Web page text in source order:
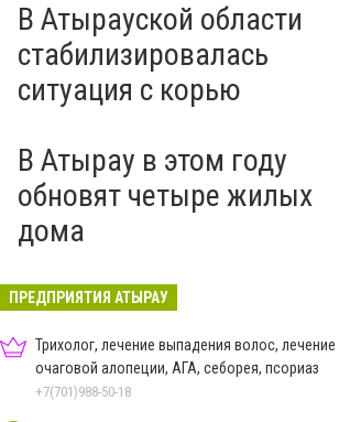
В Атырауской области
стабилизировалась
ситуация с корью
В Атырау в этом году
обновят четыре жилых
дома
ПРЕДПРИЯТИЯ АТЫРАУ
Трихолог, лечение выпадения волос, лечение
очаговой алопеции, АГА, себорея, псориаз
+7(701)988-50-18